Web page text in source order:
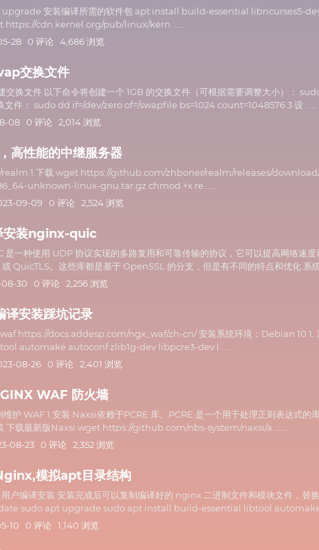
安装编译所需的软件包 apt install build-essential libncurses5-
https://cdn.kernel.org/pub/linux/kern ......
28 0 评论 4,686 浏览
交换文件
换文件 以下命令将创建一个 1GB 的交换文件（可根据需要调整大小）：
件： sudo dd if=/dev/zero of=/swapfile bs=1024 count=1048576 3.设 ......
08 0 评论 2,014 浏览
高性能的中继服务器
1.下载 wget https://github.com/zhboner/realm/releases/
unknown-linux-gnu.tar.gz chmod +x re ......
09-09 0 评论 2,524 浏览
安装nginx-quic
种使用 UDP 协议实现的多路复用和可靠传输的协议，它可以提高网络速度
。这些库都是基于 OpenSSL 的分支，但是有不同的特点和优化 系统
30 0 评论 2,256 浏览
安装踩坑记录
https://docs.addesp.com/ngx_waf/zh-cn/ 安装系统环境：Debian 10 1.
automake autoconf zlib1g-dev libpcre3-dev l ......
08-26 0 评论 2,401 浏览
WAF 防火墙
1.安装 Naxsi依赖于PCRE 库。PCRE 是一个用于处理正则表达式的
载最新版Naxsi wget https://github.com/nbs-system/naxsi/a ......
08-23 0 评论 2,352 浏览
模拟apt目录结构
编译安装 安装完成后可以复制编译好的 nginx 二进制文件和模块文件，替
sudo apt upgrade sudo apt install build-essential libtool automake
10 0 评论 1,140 浏览